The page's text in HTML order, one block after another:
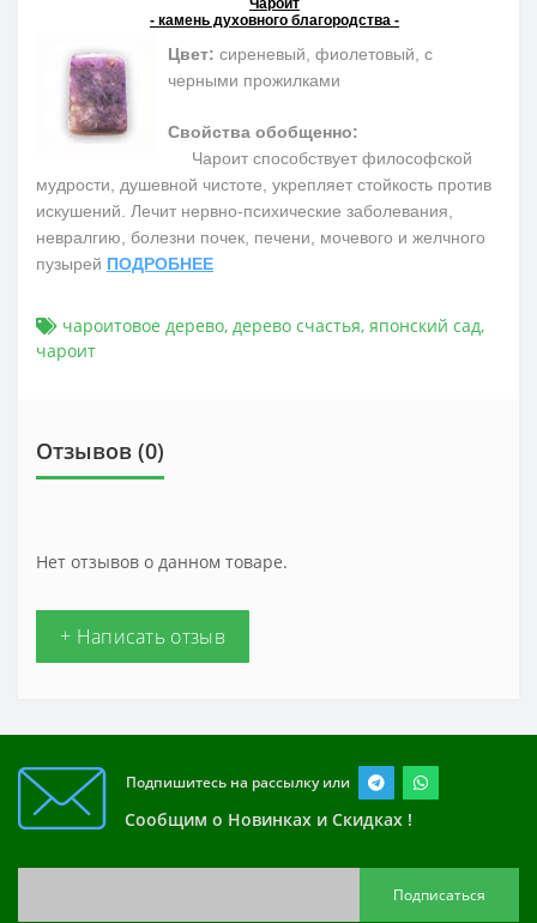
- камень духовного благородства -
Цвет: сиреневый, фиолетовый, с
черными прожилками
Свойства обобщенно:
Чароит способствует философской
мудрости, душевной чистоте, укрепляет стойкость против
искушений. Лечит нервно-психические заболевания,
невралгию, болезни почек, печени, мочевого и желчного
пузырей ПОДРОБНЕЕ
чароитовое дерево, дерево счастья, японский сад,
чароит
Отзывов (0)
Нет отзывов о данном товаре.
+ Написать отзыв
Подпишитесь на рассылку или
Сообщим о Новинках и Скидках !
Подписаться